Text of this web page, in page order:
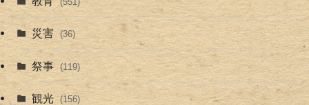
災害 (36)
祭事 (119)
観光 (156)